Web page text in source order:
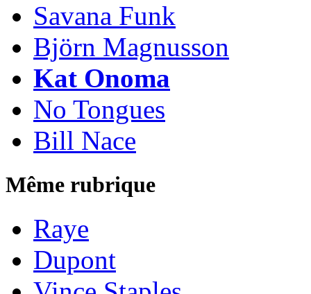
Savana Funk
Björn Magnusson
Kat Onoma
No Tongues
Bill Nace
Même rubrique
Raye
Dupont